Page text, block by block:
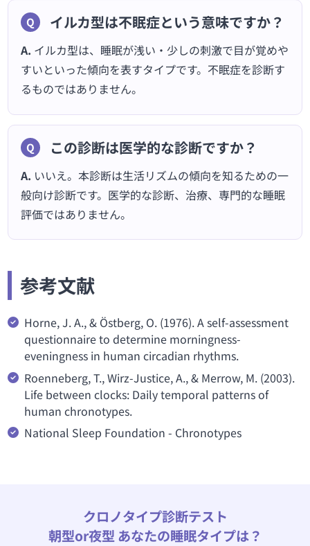
イルカ型は不眠症という意味ですか？
A. イルカ型は、睡眠が浅い・少しの刺激で目が覚めや
すいといった傾向を表すタイプです。不眠症を診断す
るものではありません。
この診断は医学的な診断ですか？
A. いいえ。本診断は生活リズムの傾向を知るための一
般向け診断です。医学的な診断、治療、専門的な睡眠
評価ではありません。
参考文献
Horne, J. A., & Östberg, O. (1976). A self-assessment
questionnaire to determine morningness-
eveningness in human circadian rhythms.
Roenneberg, T., Wirz-Justice, A., & Merrow, M. (2003).
Life between clocks: Daily temporal patterns of
human chronotypes.
National Sleep Foundation - Chronotypes
クロノタイプ診断テスト
朝型or夜型 あなたの睡眠タイプは？